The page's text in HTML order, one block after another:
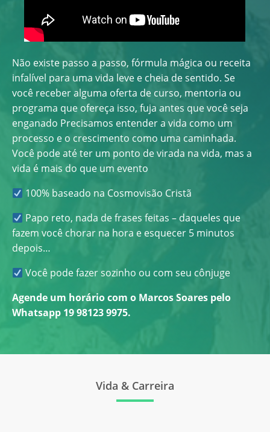
Não existe passo a passo, fórmula mágica ou receita
infalível para uma vida leve e cheia de sentido. Se
você receber alguma oferta de curso, mentoria ou
programa que ofereça isso, fuja antes que você seja
enganado Precisamos entender a vida como um
processo e o crescimento como uma caminhada.
Você pode até ter um ponto de virada na vida, mas a
vida é mais do que um evento
100% baseado na Cosmovisão Cristã
Papo reto, nada de frases feitas – daqueles que
fazem você chorar na hora e esquecer 5 minutos
depois…
Você pode fazer sozinho ou com seu cônjuge
Agende um horário com o Marcos Soares pelo
Whatsapp 19 98123 9975.
Vida & Carreira